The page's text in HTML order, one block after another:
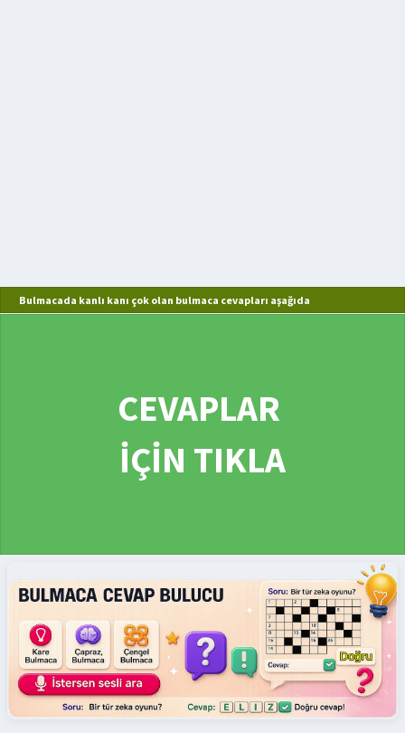
Bulmacada kanlı kanı çok olan bulmaca cevapları aşağıda
CEVAPLAR
İÇİN TIKLA